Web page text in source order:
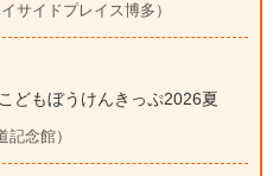
サイドプレイス博多）
どもぼうけんきっぷ2026夏
念館）